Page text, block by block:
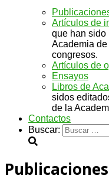
Artículos de
que han sido
Academia
congresos.
Artículos de
Ensayos
Libros de
sidos
de la
Contactos
Buscar:
Publicaciones